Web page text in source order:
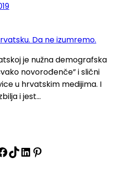
je nužna demografska
novorođenče” i slični
u hrvatskim medijima. I
i jest…
TikTok
LinkedIn
Pinterest